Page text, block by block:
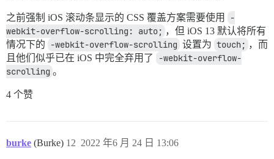
之前强制 iOS 滚动条显示的 CSS 覆盖方案需要使用
-
webkit-overflow-scrolling: auto; ，但 iOS 13 默认将所有
情况下的
-webkit-overflow-scrolling 设置为 touch; ，而
且他们似乎已在 iOS 中完全弃用了
-webkit-overflow-
scrolling 。
4 个赞
burke (Burke) 2022 年6 月 24 日 13:06
12